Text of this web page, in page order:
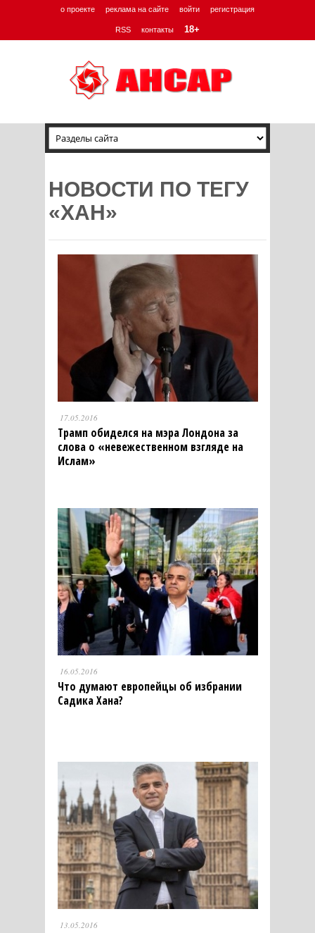
о проекте реклама на сайте войти регистрация
RSS контакты 18+
НОВОСТИ ПО ТЕГУ
«ХАН»
17.05.2016
Трамп обиделся на мэра Лондона за
слова о «невежественном взгляде на
Ислам»
16.05.2016
Что думают европейцы об избрании
Садика Хана?
13.05.2016